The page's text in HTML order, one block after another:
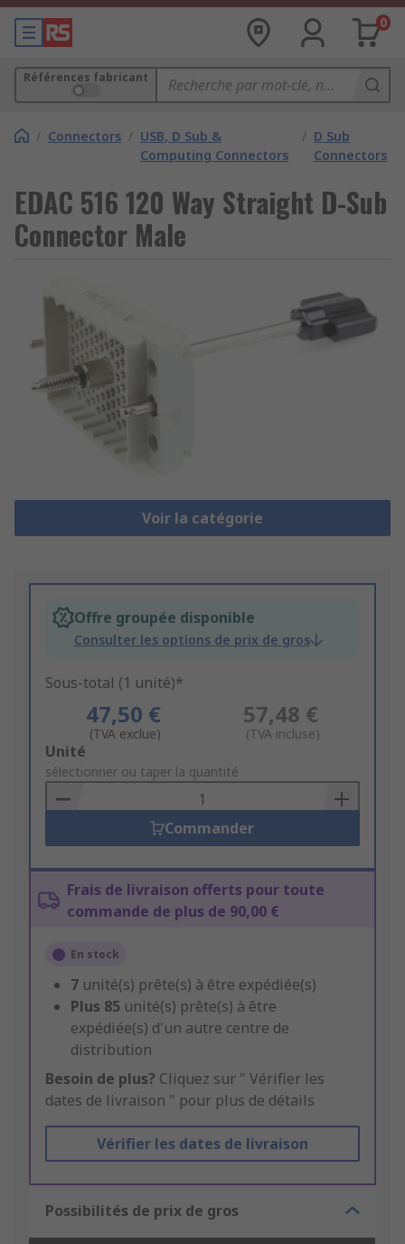
0
Références fabricant
/ Connectors / USB, D Sub &
Computing Connectors
/ D Sub
Connectors
EDAC 516 120 Way Straight D-Sub
Connector Male
Voir la catégorie
Offre groupée disponible
Consulter les options de prix de gros
Sous-total (1 unité)*
47,50 €
(TVA exclue)
57,48 €
(TVA incluse)
Add
to
Basket
Unité
sélectionner ou taper la quantité
Commander
Frais de livraison offerts pour toute
commande de plus de 90,00 €
En stock
7 unité(s) prête(s) à être expédiée(s)
Plus 85 unité(s) prête(s) à être
expédiée(s) d'un autre centre de
distribution
Besoin de plus? Cliquez sur " Vérifier les
dates de livraison " pour plus de détails
Vérifier les dates de livraison
Possibilités de prix de gros